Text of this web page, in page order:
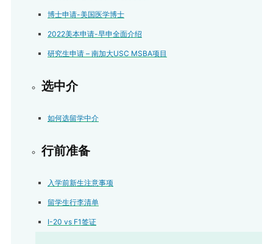
博士申请-美国医学博士
2022美本申请-早申全面介绍
研究生申请 – 南加大USC MSBA项目
选中介
如何选留学中介
行前准备
入学前新生注意事项
留学生行李清单
I-20 vs F1签证